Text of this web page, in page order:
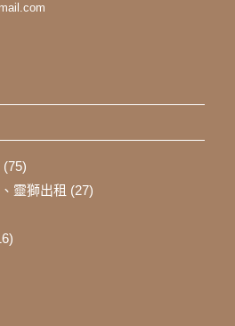
(75)
靈獅出租 (27)